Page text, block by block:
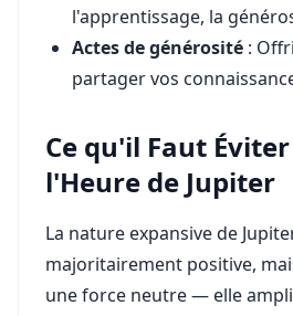
l'apprentissage, la
Actes de générosité :
partager vos
Ce qu'il Faut
l'Heure de Jupiter
La nature expansive de
majoritairement positive,
une force neutre — elle